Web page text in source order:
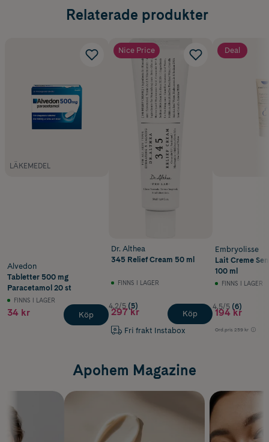
Relaterade produkter
LÄKEMEDEL
Alvedon
Tabletter 500 mg
Paracetamol 20 st
FINNS I LAGER
34 kr Köp
Nice Price
Dr. Althea
345 Relief Cream 50 ml
FINNS I LAGER
4.2/5 (5)
297 kr
Fri frakt Instabox
Köp
Deal
Embryolisse
Lait Creme
100 ml
FINNS I LAGER
4.5/5 (6)
194 kr
Ord.pris 259 kr
Apohem Magazine